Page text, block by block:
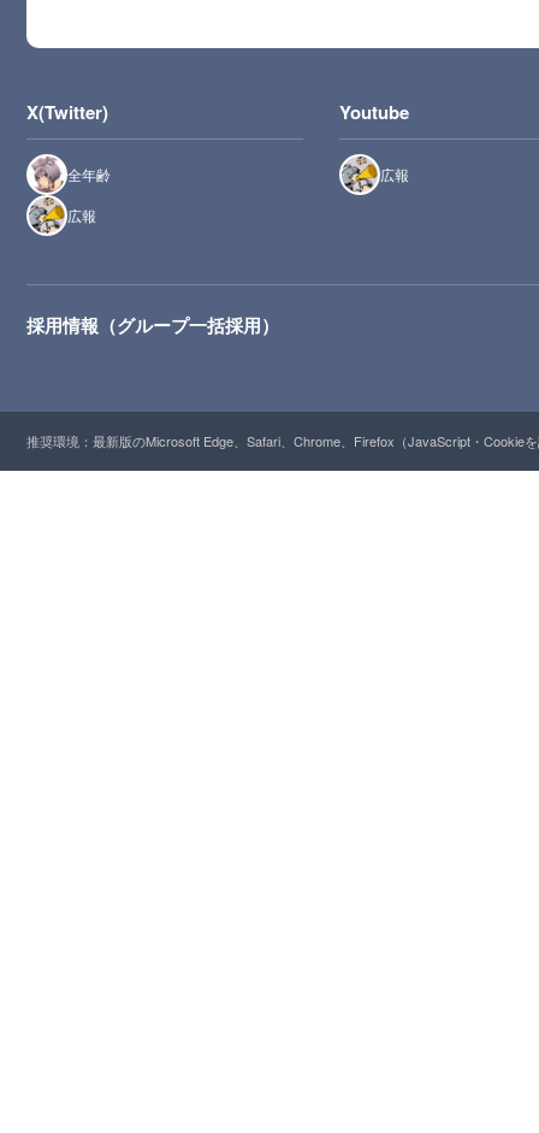
X(Twitter)
全年齢
広報
Youtube
広報
採用情報（グループ一括採用）
推奨環境：最新版のMicrosoft Edge、Safari、Chrome、Firefox（JavaScript・Cookie